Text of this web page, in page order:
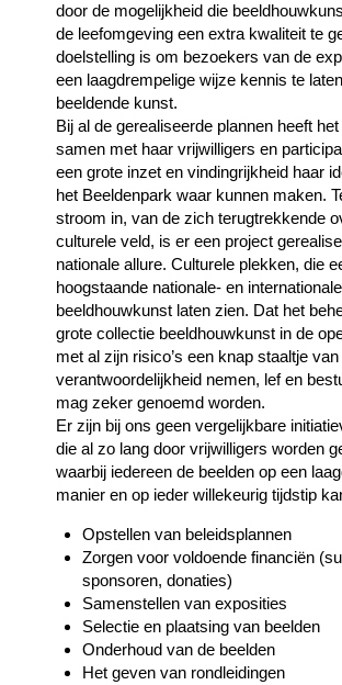
door de mogelijkheid die
de leefomgeving een extra kwaliteit te
doelstelling is om bezoekers van de
een laagdrempelige wijze kennis te
beeldende kunst.
Bij al de gerealiseerde plannen heeft
samen met haar vrijwilligers en
een grote inzet en vindingrijkheid haar
het Beeldenpark waar kunnen maken.
stroom in, van de zich terugtrekkende
culturele veld, is er een project
nationale allure. Culturele plekken, die
hoogstaande nationale- en internationale
beeldhouwkunst laten zien. Dat het
grote collectie beeldhouwkunst in de
met al zijn risico’s een knap staaltje van
verantwoordelijkheid nemen, lef en
mag zeker genoemd worden.
Er zijn bij ons geen vergelijkbare
die al zo lang door vrijwilligers worden
waarbij iedereen de beelden op een
manier en op ieder willekeurig tijdstip
Opstellen van beleidsplannen
Zorgen voor voldoende financiën
sponsoren, donaties)
Samenstellen van exposities
Selectie en plaatsing van beelden
Onderhoud van de beelden
Het geven van rondleidingen